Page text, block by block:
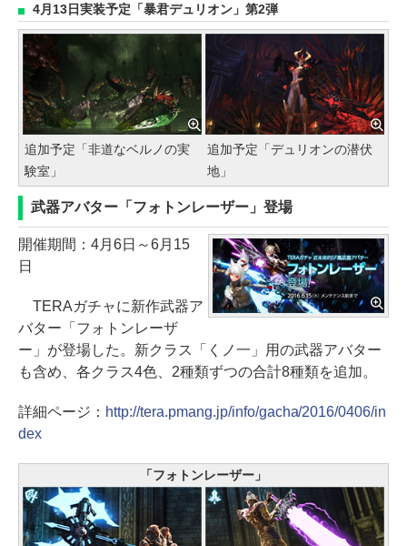
4月13日実装予定「暴君デュリオン」第2弾
追加予定「非道なベルノの実
験室」
追加予定「デュリオンの潜伏
地」
武器アバター「フォトンレーザー」登場
開催期間：4月6日～6月15
日
TERAガチャに新作武器ア
バター「フォトンレーザ
ー」が登場した。新クラス「くノ一」用の武器アバター
も含め、各クラス4色、2種類ずつの合計8種類を追加。
詳細ページ： http://tera.pmang.jp/info/gacha/2016/0406/in
dex
「フォトンレーザー」